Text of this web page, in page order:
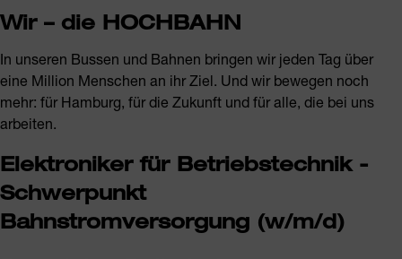
Elektroniker für Betriebstechnik - Schwerpunkt
Bahnstromversorgung (w/m/d)
Jetzt bewerben
Wir – die HOCHBAHN
In unseren Bussen und Bahnen bringen wir jeden Tag über
eine Million Menschen an ihr Ziel. Und wir bewegen noch
mehr: für Hamburg, für die Zukunft und für alle, die bei uns
arbeiten.
Elektroniker für Betriebstechnik -
Schwerpunkt
Bahnstromversorgung (w/m/d)